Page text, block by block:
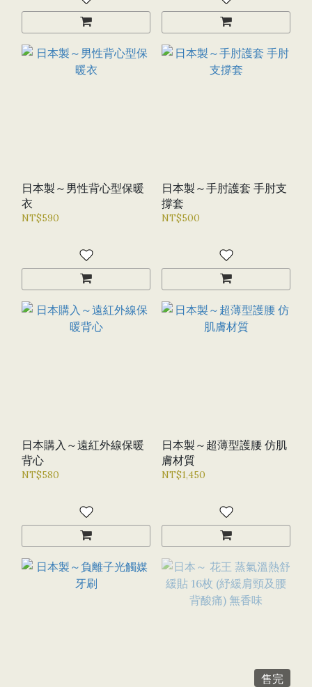
日本製～男性背心型保暖
衣
NT$590
日本製～手肘護套 手肘支
撐套
NT$500
日本購入～遠紅外線保暖
背心
NT$580
日本製～超薄型護腰 仿肌
膚材質
NT$1,450
售完